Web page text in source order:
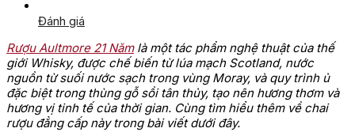
Đánh giá
Rượu Aultmore 21 Năm là một tác phẩm nghệ thuật của thế
giới Whisky, được chế biến từ lúa mạch Scotland, nước
nguồn từ suối nước sạch trong vùng Moray, và quy trình ủ
đặc biệt trong thùng gỗ sồi tân thủy, tạo nên hương thơm và
hương vị tinh tế của thời gian. Cùng tìm hiểu thêm về chai
rượu đẳng cấp này trong bài viết dưới đây.